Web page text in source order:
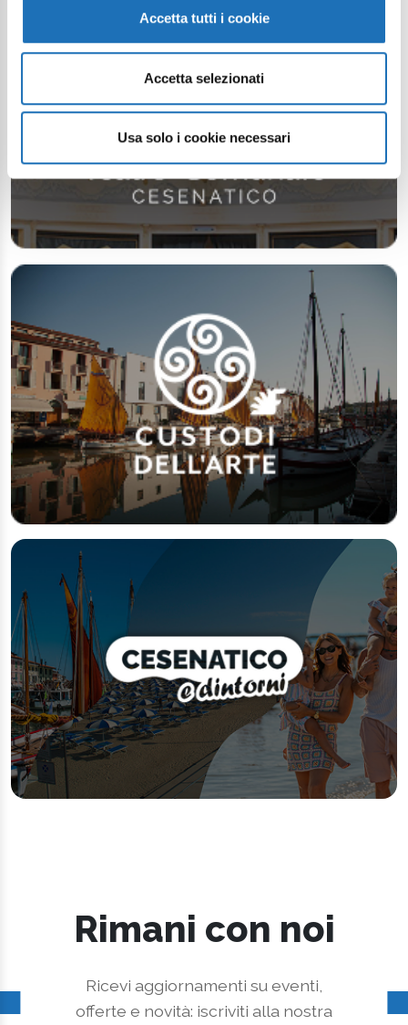
Accetta tutti i cookie
Accetta selezionati
Usa solo i cookie necessari
Rimani con noi
Ricevi aggiornamenti su eventi,
offerte e novità: iscriviti alla nostra